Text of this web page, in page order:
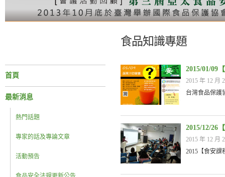
食品知識專題
首頁
最新消息
熱門話題
專家的話及專論文章
活動預告
2015/01/09
2015 年 12 月
台灣食品保護
2015/12/26
2015 年 12 月
2015【食安